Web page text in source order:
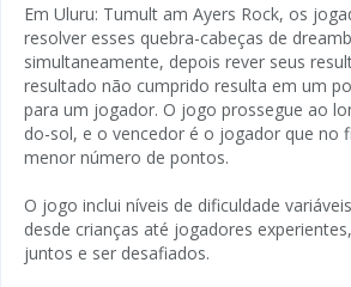
Em Uluru: Tumult am Ayers Rock, os
resolver esses quebra-cabeças de
simultaneamente, depois rever seus
resultado não cumprido resulta em um
para um jogador. O jogo prossegue ao
do-sol, e o vencedor é o jogador que no
menor número de pontos.
O jogo inclui níveis de dificuldade
desde crianças até jogadores
juntos e ser desafiados.